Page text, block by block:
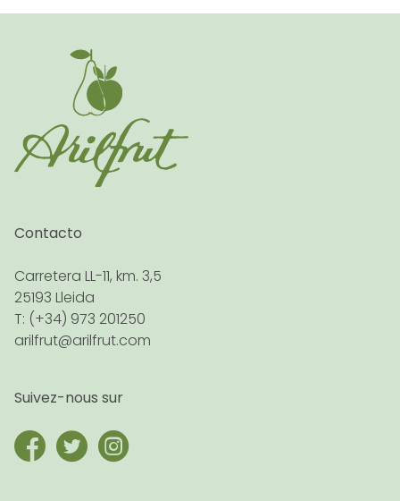
Contacto
Carretera LL-11, km. 3,5
25193 Lleida
T: (+34) 973 201250
arilfrut@arilfrut.com
Suivez-nous sur